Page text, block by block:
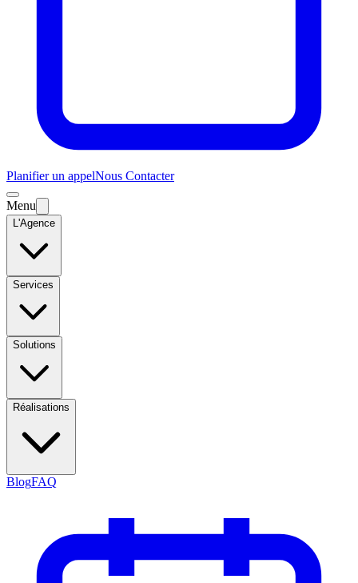
Planifier un appelNous Contacter
Menu
L'Agence
Services
Solutions
Réalisations
BlogFAQ